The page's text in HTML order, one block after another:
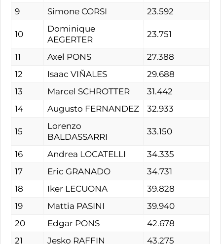
9
Simone CORSI 23.592
10
Dominique
AEGERTER
23.751
11 Axel PONS
27.388
12
Isaac VIÑALES
29.688
13
Marcel SCHROTTER
31.442
14
Augusto FERNANDEZ 32.933
15
Lorenzo
BALDASSARRI
33.150
16 Andrea LOCATELLI
34.335
17
Eric GRANADO
34.731
18
Iker LECUONA
39.828
19
Mattia PASINI
39.940
20
Edgar PONS
42.678
21
Jesko RAFFIN 43.275